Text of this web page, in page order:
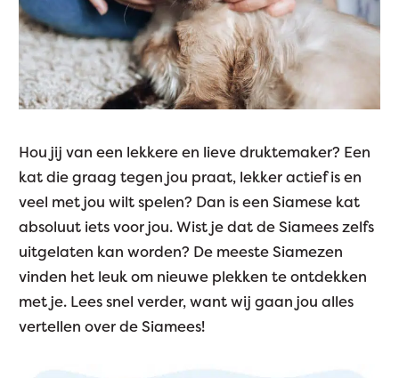
Hou jij van een lekkere en lieve druktemaker? Een
kat die graag tegen jou praat, lekker actief is en
veel met jou wilt spelen? Dan is een Siamese kat
absoluut iets voor jou. Wist je dat de Siamees zelfs
uitgelaten kan worden? De meeste Siamezen
vinden het leuk om nieuwe plekken te ontdekken
met je. Lees snel verder, want wij gaan jou alles
vertellen over de Siamees!